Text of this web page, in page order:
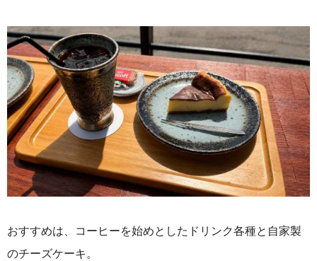
おすすめは、コーヒーを始めとしたドリンク各種と自家製
のチーズケーキ。